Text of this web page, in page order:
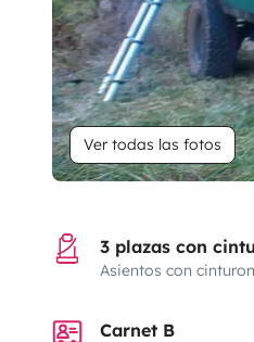
Ver todas las fotos
3 plazas con
Asientos con
Carnet B